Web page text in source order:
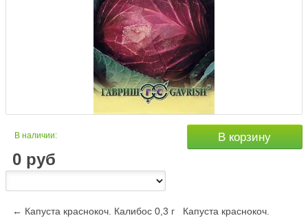
В наличии:
0 руб
В корзину
← Капуста краснокоч. Калибос 0,3 г
Капуста краснокоч.